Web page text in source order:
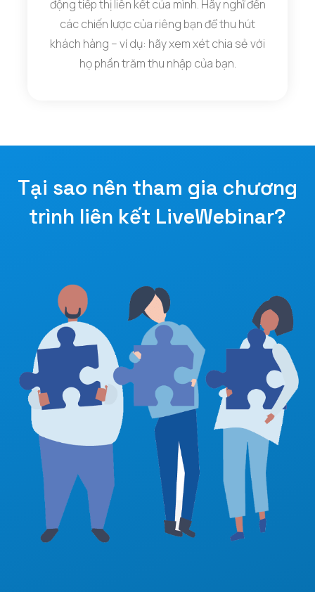
động tiếp thị liên kết của mình. Hãy nghĩ đến
các chiến lược của riêng bạn để thu hút
khách hàng – ví dụ: hãy xem xét chia sẻ với
họ phần trăm thu nhập của bạn.
Tại sao nên tham gia chương
trình liên kết LiveWebinar?